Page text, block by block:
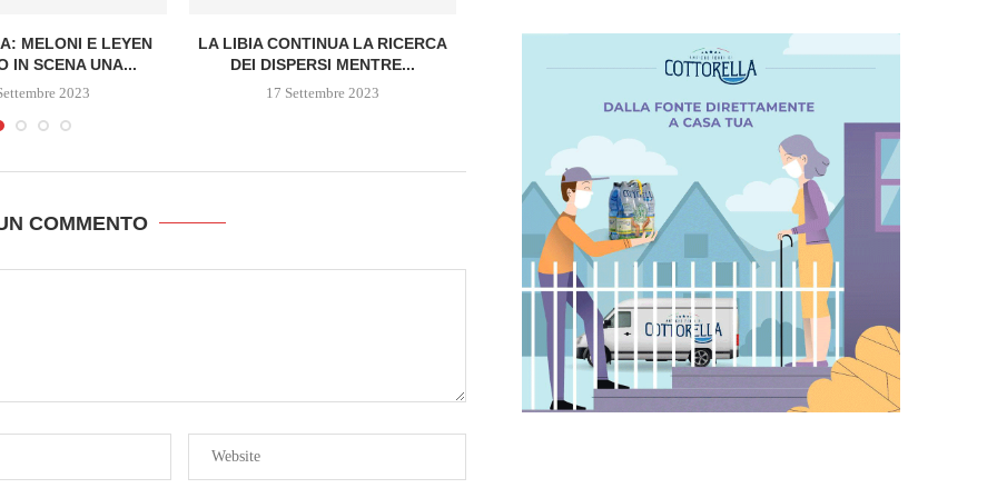
MELONI E LEYEN
IN SCENA UNA...
2023
LA LIBIA CONTINUA LA RICERCA
DEI DISPERSI MENTRE...
17 Settembre 2023
COSA NOSTRA
“L’INDIPENDENZA
SICILIA È UN TEMA
COMMENTO